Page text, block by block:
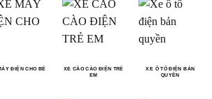
ĐIỆN CHO BÉ
XE CÀO CÀO ĐIỆN TRẺ
EM
XE Ô TÔ ĐIỆN BẢN
QUYỀN